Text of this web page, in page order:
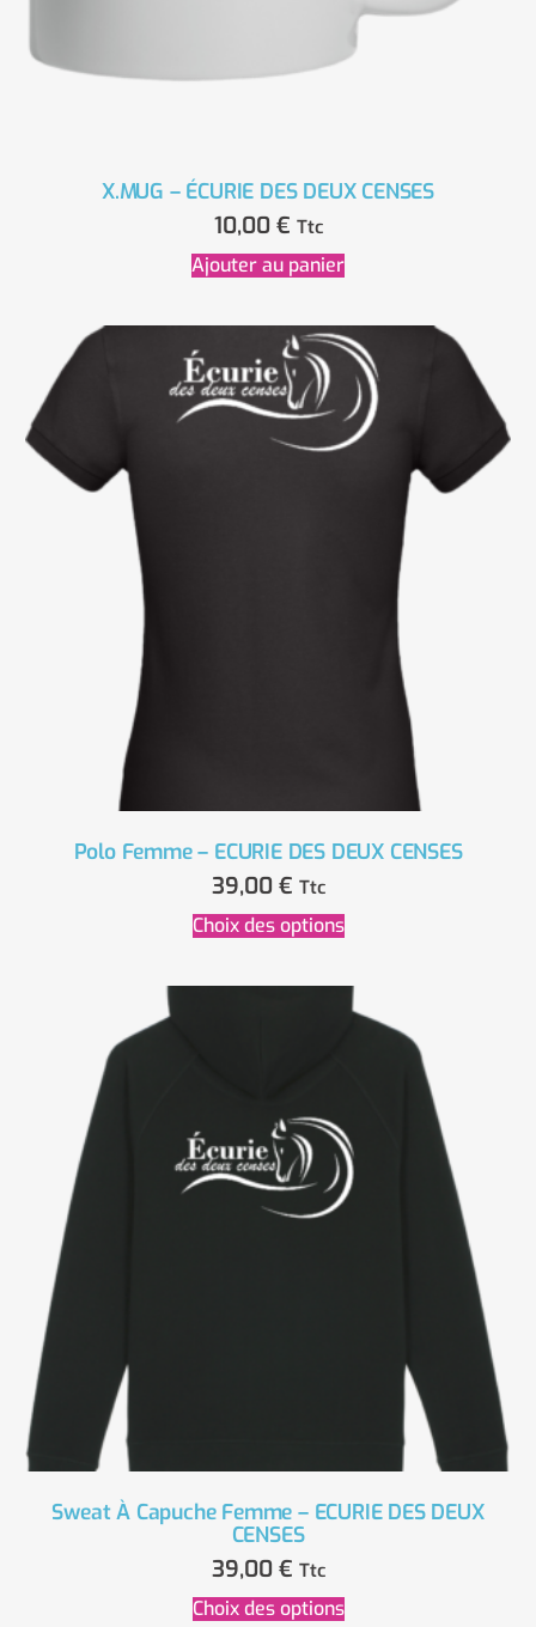
X.MUG – ÉCURIE DES DEUX CENSES
10,00 € Ttc
Ajouter au panier
Polo Femme – ECURIE DES DEUX CENSES
39,00 € Ttc
Choix des options
Sweat À Capuche Femme – ECURIE DES DEUX
CENSES
39,00 € Ttc
Choix des options